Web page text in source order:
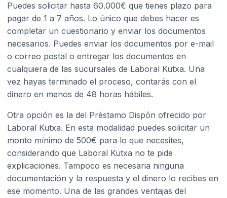
Puedes solicitar hasta 60.000€ que tienes plazo para
pagar de 1 a 7 años. Lo único que debes hacer es
completar un cuestionario y enviar los documentos
necesarios. Puedes enviar los documentos por e-mail
o correo postal o entregar los documentos en
cualquiera de las sucursales de Laboral Kutxa. Una
vez hayas terminado el proceso, contarás con el
dinero en menos de 48 horas hábiles.
Otra opción es la del Préstamo Dispón ofrecido por
Laboral Kutxa. En esta modalidad puedes solicitar un
monto mínimo de 500€ para lo que necesites,
considerando que Laboral Kutxa no te pide
explicaciones. Tampoco es necesaria ninguna
documentación y la respuesta y el dinero lo recibes en
ese momento. Una de las grandes ventajas del